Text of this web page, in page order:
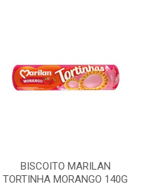
BISCOITO MARILAN
TORTINHA MORANGO 140G